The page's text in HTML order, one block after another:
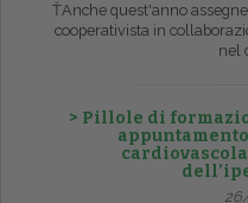
ŤAnche quest'anno
cooperativista in
nel
> Pillole di